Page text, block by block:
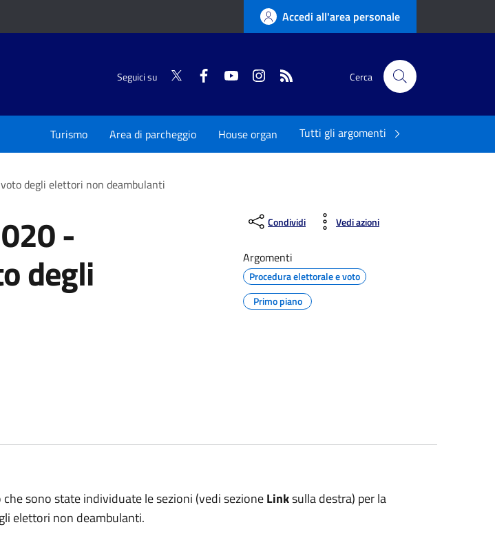
Accedi all'area personale
Seguici su Twitter FacebookYouTubeInstagram Cerca
Turismo Area di parcheggio House organ Tutti gli argomenti
degli elettori non deambulanti
-
degli
Condividi Vedi azioni
Argomenti
Procedura elettorale e voto
Primo piano
sono state individuate le sezioni (vedi sezioneLinksulla destra) per la
elettori non deambulanti.